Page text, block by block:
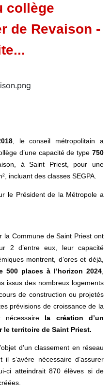
collège
de Revaison -
, le conseil métropolitain a
d’une capacité de type 750
à Saint Priest, pour une
incluant des classes SEGPA.
le Président de la Métropole a
la Commune de Saint Priest ont
2 d’entre eux, leur capacité
montrent, d’ores et déjà,
places à l’horizon 2024
issus des nombreux logements
de construction ou projetés
prévisions de croissance de la
nécessaire la création d’un
le territoire de Saint Priest.
d’un classement en réseau
il s’avère nécessaire d’assurer
ci atteindrait 870 élèves si de